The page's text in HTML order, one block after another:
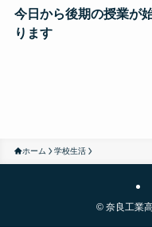
今日から後期の授業が
ります
ホーム 学校生活
©奈良工業